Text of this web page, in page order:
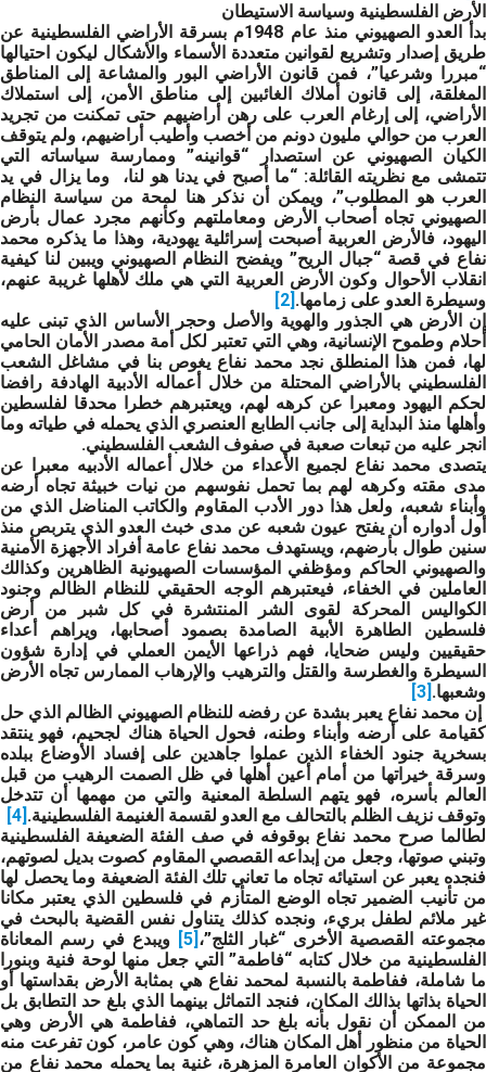
الأرض الفلسطينية وسياسة الاستيطان
بدأ العدو الصهيوني منذ عام 1948م بسرقة الأراضي الفلسطينية عن
طريق إصدار وتشريع لقوانين متعددة الأسماء والأشكال ليكون احتيالها
“مبررا وشرعيا”، فمن قانون الأراضي البور والمشاعة إلى المناطق
المغلقة، إلى قانون أملاك الغائبين إلى مناطق الأمن، إلى استملاك
الأراضي، إلى إرغام العرب على رهن أراضيهم حتى تمكنت من تجريد
العرب من حوالي مليون دونم من أخصب وأطيب أراضيهم، ولم يتوقف
الكيان الصهيوني عن استصدار “قوانينه” وممارسة سياساته التي
تتمشى مع نظريته القائلة: “ما أصبح في يدنا هو لنا، وما يزال في يد
العرب هو المطلوب”، ويمكن أن نذكر هنا لمحة من سياسة النظام
الصهيوني تجاه أصحاب الأرض ومعاملتهم وكأنهم مجرد عمال بأرض
اليهود، فالأرض العربية أصبحت إسرائلية يهودية، وهذا ما يذكره محمد
نفاع في قصة “جبال الريح” ويفضح النظام الصهيوني ويبين لنا كيفية
انقلاب الأحوال وكون الأرض العربية التي هي ملك لأهلها غريبة عنهم،
وسيطرة العدو على زمامها.
إن الأرض هي الجذور والهوية والأصل وحجر الأساس الذي تبنى عليه
أحلام وطموح الإنسانية، وهي التي تعتبر لكل أمة مصدر الأمان الحامي
لها، فمن هذا المنطلق نجد محمد نفاع يغوص بنا في مشاغل الشعب
الفلسطيني بالأراضي المحتلة من خلال أعماله الأدبية الهادفة رافضا
لحكم اليهود ومعبرا عن كرهه لهم، ويعتبرهم خطرا محدقا لفلسطين
وأهلها منذ البداية إلى جانب الطابع العنصري الذي يحمله في طياته وما
انجر عليه من تبعات صعبة في صفوف الشعب الفلسطيني.
يتصدى محمد نفاع لجميع الأعداء من خلال أعماله الأدبيه معبرا عن
مدى مقته وكرهه لهم بما تحمل نفوسهم من نيات خبيثة تجاه أرضه
وأبناء شعبه، ولعل هذا دور الأدب المقاوم والكاتب المناضل الذي من
أول أدواره أن يفتح عيون شعبه عن مدى خبث العدو الذي يتربص منذ
سنين طوال بأرضهم، ويستهدف محمد نفاع عامة أفراد الأجهزة الأمنية
والصهيوني الحاكم ومؤظفي المؤسسات الصهيونية الظاهرين وكذالك
العاملين في الخفاء، فيعتبرهم الوجه الحقيقي للنظام الظالم وجنود
الكواليس المحركة لقوى الشر المنتشرة في كل شبر من أرض
فلسطين الطاهرة الأبية الصامدة بصمود أصحابها، ويراهم أعداء
حقيقيين وليس ضحايا، فهم ذراعها الأيمن العملي في إدارة شؤون
السيطرة والغطرسة والقتل والترهيب والإرهاب الممارس تجاه الأرض
وشعبها.
إن محمد نفاع يعبر بشدة عن رفضه للنظام الصهيوني الظالم الذي حل
كقيامة على أرضه وأبناء وطنه، فحول الحياة هناك لجحيم، فهو ينتقد
بسخرية جنود الخفاء الذين عملوا جاهدين على إفساد الأوضاع ببلده
وسرقة خيراتها من أمام أعين أهلها في ظل الصمت الرهيب من قبل
العالم بأسره، فهو يتهم السلطة المعنية والتي من مهمها أن تتدخل
وتوقف نزيف الظلم بالتحالف مع العدو لقسمة الغنيمة الفلسطينية.
لطالما صرح محمد نفاع بوقوفه في صف الفئة الضعيفة الفلسطينية
وتبني صوتها، وجعل من إبداعه القصصي المقاوم كصوت بديل لصوتهم،
فنجده يعبر عن استيائه تجاه ما تعاني تلك الفئة الضعيفة وما يحصل لها
من تأنيب الضمير تجاه الوضع المتأزم في فلسطين الذي يعتبر مكانا
غير ملائم لطفل بريء، ونجده كذلك يتناول نفس القضية بالبحث في
مجموعته القصصية الأخرى “غبار الثلج”، [5]
ويبدع في رسم المعاناة
الفلسطينية من خلال كتابه “فاطمة” التي جعل منها لوحة فنية وبنورا
ما شاملة، ففاطمة بالنسبة لمحمد نفاع هي بمثابة الأرض بقداستها أو
الحياة بذاتها بذالك المكان، فنجد التماثل بينهما الذي بلغ حد التطابق بل
من الممكن أن نقول بأنه بلغ حد التماهي، ففاطمة هي الأرض وهي
الحياة من منظور أهل المكان هناك، وهي كون عامر، كون تفرعت منه
مجموعة من الأكوان العامرة المزهرة، غنية بما يحمله محمد نفاع من